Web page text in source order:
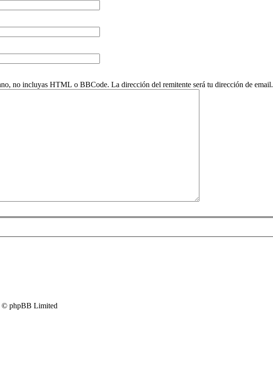
no incluyas HTML o BBCode. La dirección del remitente será tu dirección de email.
© phpBB Limited